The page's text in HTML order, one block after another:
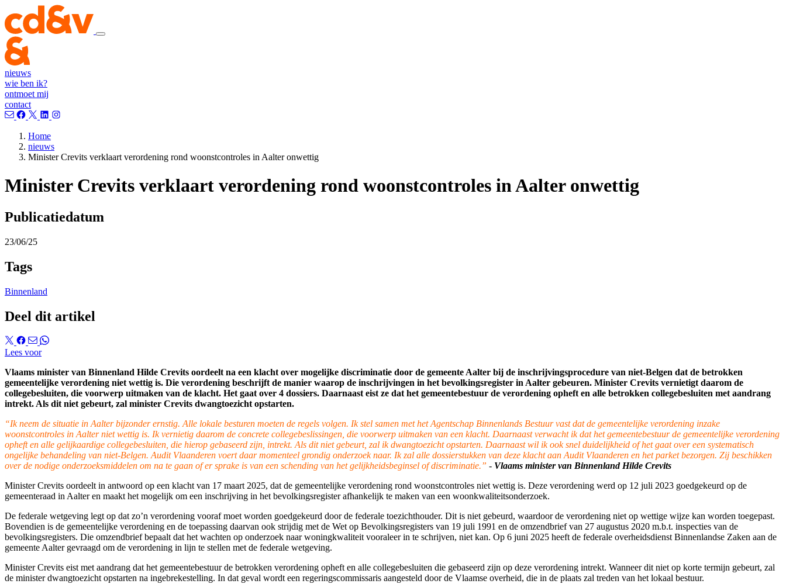
nieuws
wie ben ik?
ontmoet mij
contact
Home
nieuws
Minister Crevits verklaart verordening rond woonstcontroles in Aalter onwettig
Minister Crevits verklaart verordening rond woonstcontroles in Aalter onwettig
Publicatiedatum
23/06/25
Tags
Binnenland
Deel dit artikel
Lees voor
Vlaams minister van Binnenland Hilde Crevits oordeeltna een klacht over mogelijke discriminatie door de gemeenteAalter bij de inschrijvingsprocedure van niet-Belgen dat de betrokken
gemeentelijke verordening niet wettig is. Die verordening beschrijft de manier waarop de inschrijvingen in het bevolkingsregister in Aalter gebeuren. Minister Crevits vernietigtdaarom de
collegebesluiten, die voorwerp uitmaken van de klacht. Het gaat over 4 dossiers. Daarnaast eistze dathet gemeentebestuur de verordening opheften alle betrokken collegebesluiten met aandrang
intrekt.Als dit niet gebeurt, zal minister Crevits dwangtoezicht opstarten.
“Ik neem de situatie in Aalter bijzonder ernstig. Alle lokale besturen moeten de regels volgen. Ik stel samen met het Agentschap Binnenlands Bestuur vast dat de gemeentelijke verordening inzake
woonstcontroles in Aalter niet wettig is. Ik vernietig daarom de concrete collegebeslissingen, die voorwerp uitmaken van een klacht. Daarnaast verwacht ik dat het gemeentebestuur de gemeentelijke verordening
opheft en alle gelijkaardige collegebesluiten, die hierop gebaseerd zijn, intrekt. Als dit niet gebeurt, zal ik dwangtoezicht opstarten. Daarnaast wil ik ook snel duidelijkheid of het gaat over een systematisch
ongelijke behandeling van niet-Belgen. Audit Vlaanderen voert daar momenteel grondig onderzoek naar. Ik zal alle dossierstukken van deze klacht aan Audit Vlaanderen en het parket bezorgen. Zij beschikken
over de nodige onderzoeksmiddelen om na te gaan of er sprake is van een schending van het gelijkheidsbeginsel of discriminatie.” - Vlaams minister van Binnenland Hilde Crevits
Minister Crevits oordeelt in antwoord op een klacht van 17 maart 2025, dat de gemeentelijke verordening rond woonstcontroles niet wettig is. Deze verordening werd op 12 juli 2023 goedgekeurd op de
gemeenteraad in Aalter en maakt het mogelijk om een inschrijving in het bevolkingsregister afhankelijk te maken van een woonkwaliteitsonderzoek.
De federale wetgeving legt op dat zo’n verordening vooraf moet worden goedgekeurd door de federale toezichthouder. Dit is niet gebeurd, waardoor de verordening niet op wettige wijze kan worden toegepast.
Bovendien is de gemeentelijke verordening en de toepassing daarvan ook strijdig met de Wet op Bevolkingsregisters van 19 juli 1991 en de omzendbrief van 27 augustus 2020 m.b.t. inspecties van de
bevolkingsregisters. Die omzendbrief bepaalt dat het wachten op onderzoek naar woningkwaliteit vooraleer in te schrijven, niet kan. Op 6 juni 2025 heeft de federale overheidsdienst Binnenlandse Zaken aan de
gemeente Aalter gevraagd om de verordening in lijn te stellen met de federale wetgeving.
Minister Crevits eist met aandrang dat het gemeentebestuur de betrokken verordening opheft en alle collegebesluiten die gebaseerd zijn op deze verordening intrekt. Wanneer dit niet op korte termijn gebeurt, zal
de minister dwangtoezicht opstarten na ingebrekestelling. In dat geval wordt een regeringscommissaris aangesteld door de Vlaamse overheid, die in de plaats zal treden van het lokaal bestuur.